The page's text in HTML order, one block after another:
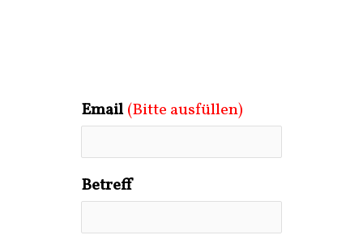
Email (Bitte ausfüllen)
Betreff